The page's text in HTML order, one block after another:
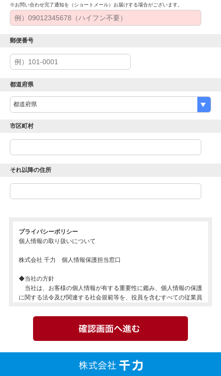
※お問い合わせ完了通知を（ショートメール）お届けする場合がございます。
郵便番号
都道府県
市区町村
それ以降の住所
プライバシーポリシー
個人情報の取り扱いについて
株式会社 千力 個人情報保護担当窓口
◆当社の方針
当社は、お客様の個人情報が有する重要性に鑑み、個人情報の保護
に関する法令及び関連する社会規範等を、役員を含むすべての従業員
全に取り扱うこととします。
◆取り扱いの対象となる個人情報
番号、ご勤務先、メールアドレス、生年月日、家族構成等や物件情
報、成約情報等、お客様個人を特定できる情報（他の情報と相まって
お客様個人を特定できる情報も含む）を指します。